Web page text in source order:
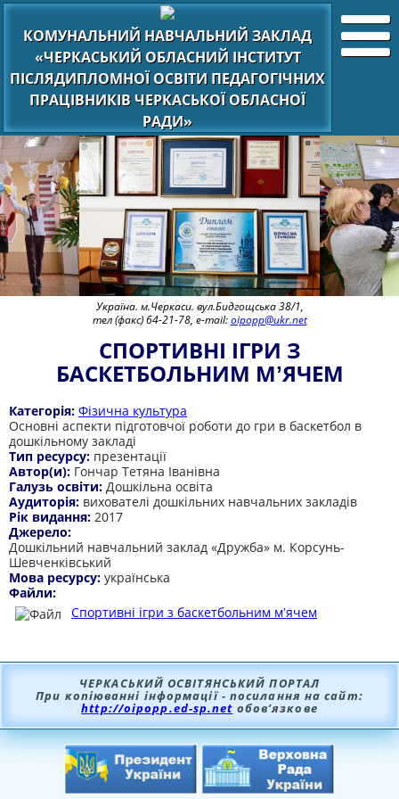
КОМУНАЛЬНИЙ НАВЧАЛЬНИЙ ЗАКЛАД
«ЧЕРКАСЬКИЙ ОБЛАСНИЙ ІНСТИТУТ
ПІСЛЯДИПЛОМНОЇ ОСВІТИ ПЕДАГОГІЧНИХ
ПРАЦІВНИКІВ ЧЕРКАСЬКОЇ ОБЛАСНОЇ
РАДИ»
Україна. м.Черкаси. вул.Бидгощська 38/1,
тел (факс) 64-21-78, e-mail:oipopp@ukr.net
СПОРТИВНІ ІГРИ З
БАСКЕТБОЛЬНИМ МʼЯЧЕМ
Категорія: Фізична культура
Основні аспекти підготовчої роботи до гри в баскетбол в
дошкільному закладі
Тип ресурсу: презентації
Автор(и): Гончар Тетяна Іванівна
Галузь освіти: Дошкільна освіта
Аудиторія: вихователі дошкільних навчальних закладів
Рік видання: 2017
Джерело:
Дошкільний навчальний заклад «Дружба» м. Корсунь-
Шевченківський
Мова ресурсу: українська
Файли:
Спортивні ігри з баскетбольним мʼячем
ЧЕРКАСЬКИЙ ОСВІТЯНСЬКИЙ ПОРТАЛ
При копіюванні інформації - посилання на сайт:
http://oipopp.ed-sp.net обов’язкове